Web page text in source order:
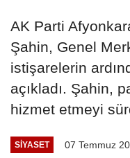
AK Parti
Şahin, Genel
istişarelerin
açıkladı. Şahin,
hizmet etmeyi
SIYASET 07 Temmuz